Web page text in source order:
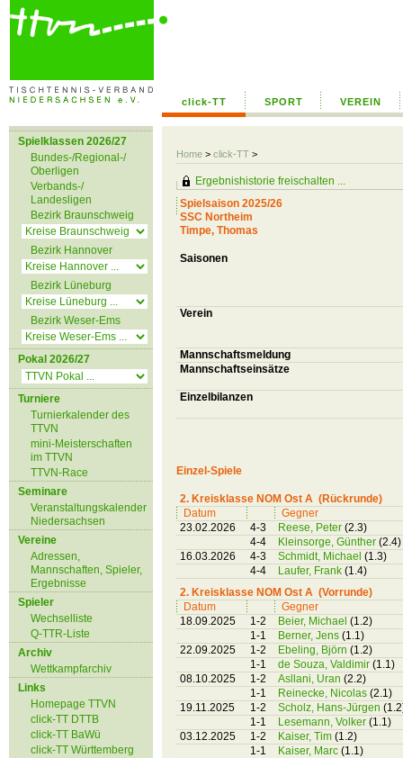
click-TT SPORT VEREIN
Home > click-TT >
Spielklassen 2026/27
Bundes-/Regional-/
Oberligen
Verbands-/
Landesligen
Bezirk Braunschweig
Bezirk Hannover
Bezirk Lüneburg
Bezirk Weser-Ems
Pokal 2026/27
Turniere
Turnierkalender des
TTVN
mini-Meisterschaften
im TTVN
TTVN-Race
Seminare
Veranstaltungskalender
Niedersachsen
Vereine
Adressen,
Mannschaften, Spieler,
Ergebnisse
Spieler
Wechselliste
Q-TTR-Liste
Archiv
Wettkampfarchiv
Links
Homepage TTVN
click-TT DTTB
click-TT BaWü
click-TT Württemberg
Ergebnishistorie freischalten ...
Spielsaison 2025/26
SSC Northeim
Timpe, Thomas
Saisonen
Verein
Mannschaftsmeldung
Mannschaftseinsätze
Einzelbilanzen
Einzel-Spiele
2. Kreisklasse NOM Ost A (Rückrunde)
Datum
Gegner
23.02.2026
4-3 Reese, Peter (2.3)
4-4
Kleinsorge, Günther (2.4)
16.03.2026
4-3 Schmidt, Michael (1.3)
4-4
Laufer, Frank (1.4)
2. Kreisklasse NOM Ost A (Vorrunde)
Datum
Gegner
18.09.2025
1-2 Beier, Michael (1.2)
1-1
Berner, Jens (1.1)
22.09.2025
1-2 Ebeling, Björn (1.2)
1-1
de Souza, Valdimir (1.1)
08.10.2025
1-2 Asllani, Uran (2.2)
1-1
Reinecke, Nicolas (2.1)
19.11.2025
1-2 Scholz, Hans-Jürgen
1-1
Lesemann, Volker (1.1)
03.12.2025
1-2 Kaiser, Tim (1.2)
1-1
Kaiser, Marc (1.1)